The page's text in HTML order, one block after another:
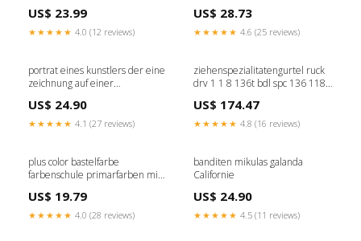
C - S.Handkammer
US$ 23.99
★★★★★ 4.0 (12 reviews)
P - component
US$ 28.73
★★★★★ 4.6 (25 reviews)
portrat eines kunstlers der eine
zeichnung auf einer
behind nathaniel hone
Gmunden
US$ 24.90
★★★★★ 4.1 (27 reviews)
ziehenspezialitatengurtel ruck
drv 1 1 8 136t bdl spc 136 118
esi5578844
US$ 174.47
★★★★★ 4.8 (16 reviews)
plus color bastelfarbe
farbenschule primarfarben mit
wings-and-crowns
US$ 19.79
★★★★★ 4.0 (28 reviews)
banditen mikulas galanda
Californie
US$ 24.90
★★★★★ 4.5 (11 reviews)